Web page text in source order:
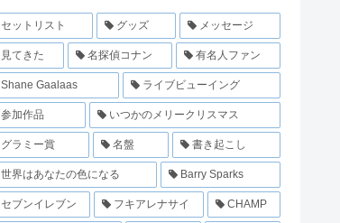
セットリスト グッズ メッセージ
見てきた 名探偵コナン 有名人ファン
Shane Gaalaas ライブビューイング
参加作品 いつかのメリークリスマス
グラミー賞 名盤 書き起こし
世界はあなたの色になる Barry Sparks
セブンイレブン フキアレナサイ CHAMP